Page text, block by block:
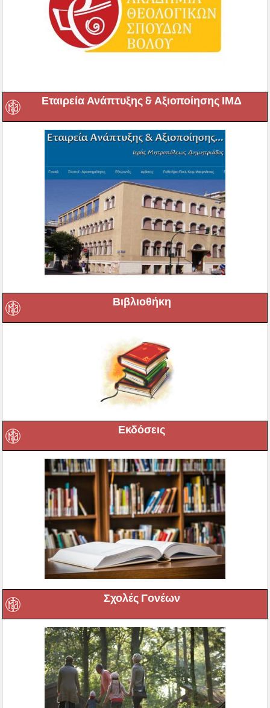
Εταιρεία Ανάπτυξης & Αξιοποίησης ΙΜΔ
Βιβλιοθήκη
Εκδόσεις
Σχολές Γονέων